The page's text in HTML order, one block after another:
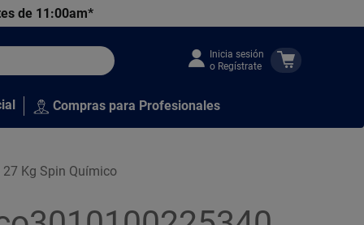
de 11:00am*
Inicia sesión
o Regístrate
Compras para Profesionales
27 Kg Spin Químico